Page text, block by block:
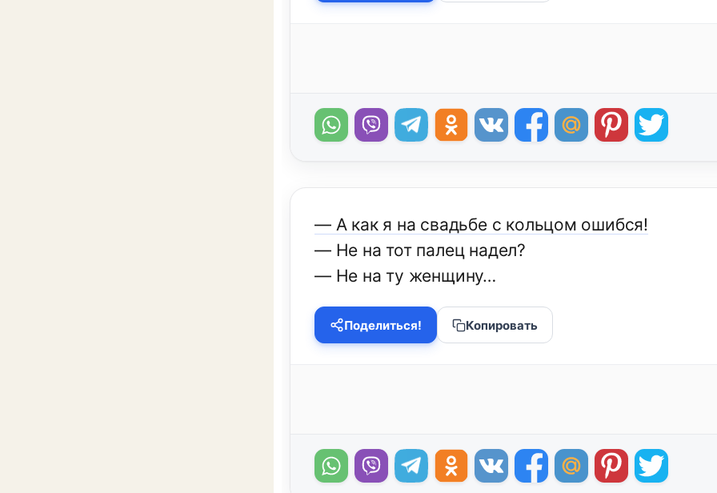
— А как я на свадьбе с кольцом ошибся!
— Не на тот палец надел?
— Не на ту женщину…
Поделиться! Копировать